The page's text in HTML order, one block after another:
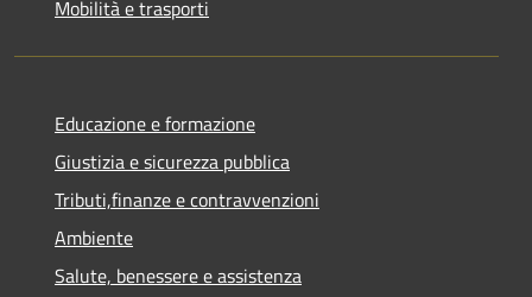
Mobilità e trasporti
Educazione e formazione
Giustizia e sicurezza pubblica
Tributi,finanze e contravvenzioni
Ambiente
Salute, benessere e assistenza